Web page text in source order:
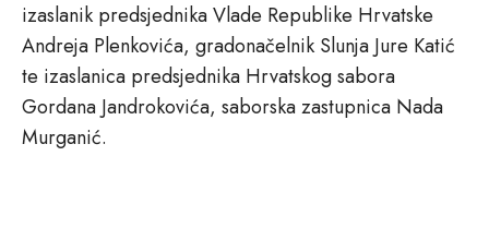
izaslanik predsjednika Vlade Republike Hrvatske
Andreja Plenkovića, gradonačelnik Slunja Jure Katić
te izaslanica predsjednika Hrvatskog sabora
Gordana Jandrokovića, saborska zastupnica Nada
Murganić.